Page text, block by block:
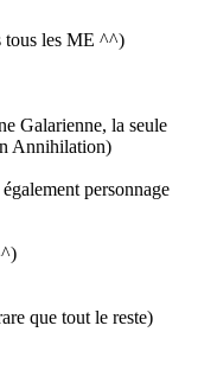
tous les ME ^^)
Galarienne, la seule
Annihilation)
personnage
que tout le reste)